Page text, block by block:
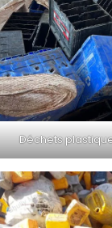
Déchets